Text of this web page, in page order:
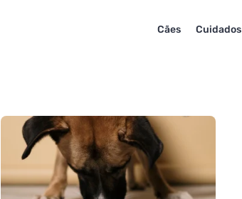
Cães Cuidados